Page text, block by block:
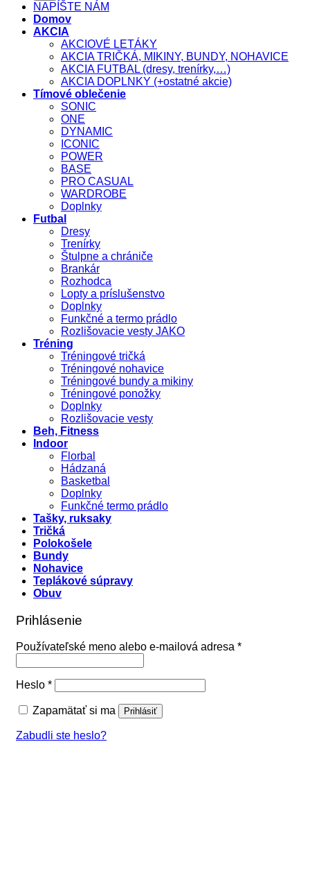
NAPÍŠTE NÁM
Domov
AKCIA
AKCIOVÉ LETÁKY
AKCIA TRIČKÁ, MIKINY, BUNDY, NOHAVICE
AKCIA FUTBAL (dresy, trenírky,…)
AKCIA DOPLNKY (+ostatné akcie)
Tímové oblečenie
SONIC
ONE
DYNAMIC
ICONIC
POWER
BASE
PRO CASUAL
WARDROBE
Doplnky
Futbal
Dresy
Trenírky
Štulpne a chrániče
Brankár
Rozhodca
Lopty a príslušenstvo
Doplnky
Funkčné a termo prádlo
Rozlišovacie vesty JAKO
Tréning
Tréningové tričká
Tréningové nohavice
Tréningové bundy a mikiny
Tréningové ponožky
Doplnky
Rozlišovacie vesty
Beh, Fitness
Indoor
Florbal
Hádzaná
Basketbal
Doplnky
Funkčné termo prádlo
Tašky, ruksaky
Tričká
Polokošele
Bundy
Nohavice
Teplákové súpravy
Obuv
Prihlásenie
Používateľské meno alebo e-mailová adresa *Povinné
Heslo *Povinné
Zapamätať si ma Prihlásiť
Zabudli ste heslo?